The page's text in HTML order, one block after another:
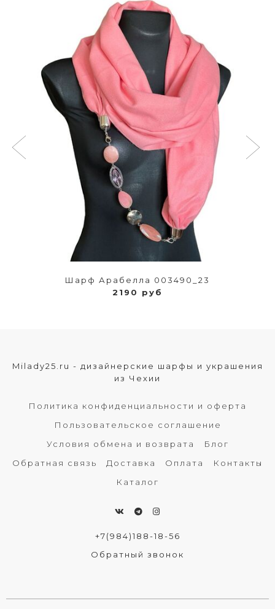
Шарф Арабелла 003490_23
2190 руб
Milady25.ru - дизайнерские шарфы и украшения
из Чехии
Политика конфиденциальности и оферта
Пользовательское соглашение
Условия обмена и возврата
Блог
Обратная связь
Доставка Оплата
Контакты
Каталог
+7(984)188-18-56
Обратный звонок